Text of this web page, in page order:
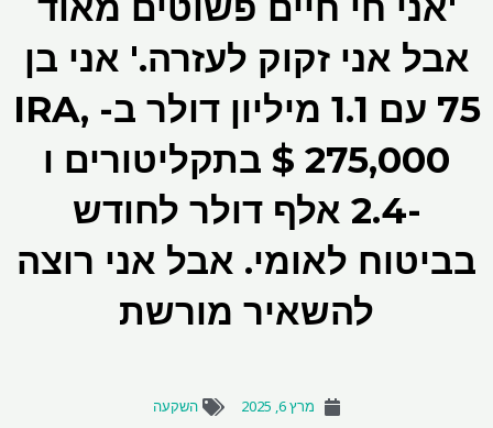
אבל אני זקוק לעזרה.' אני בן
75 עם 1.1 מיליון דולר ב- IRA,
275,000 $ בתקליטורים ו
-2.4 אלף דולר לחודש
בביטוח לאומי. אבל אני רוצה
להשאיר מורשת
מרץ 6, 2025 השקעה